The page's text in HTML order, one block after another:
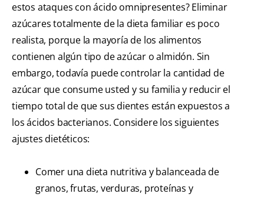
estos ataques con ácido omnipresentes? Eliminar
azúcares totalmente de la dieta familiar es poco
realista, porque la mayoría de los alimentos
contienen algún tipo de azúcar o almidón. Sin
embargo, todavía puede controlar la cantidad de
azúcar que consume usted y su familia y reducir el
tiempo total de que sus dientes están expuestos a
los ácidos bacterianos. Considere los siguientes
ajustes dietéticos:
Comer una dieta nutritiva y balanceada de
granos, frutas, verduras, proteínas y